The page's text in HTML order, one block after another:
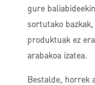
gure
sortutako
produktuak ez
arabakoa izatea.
Bestalde, horrek